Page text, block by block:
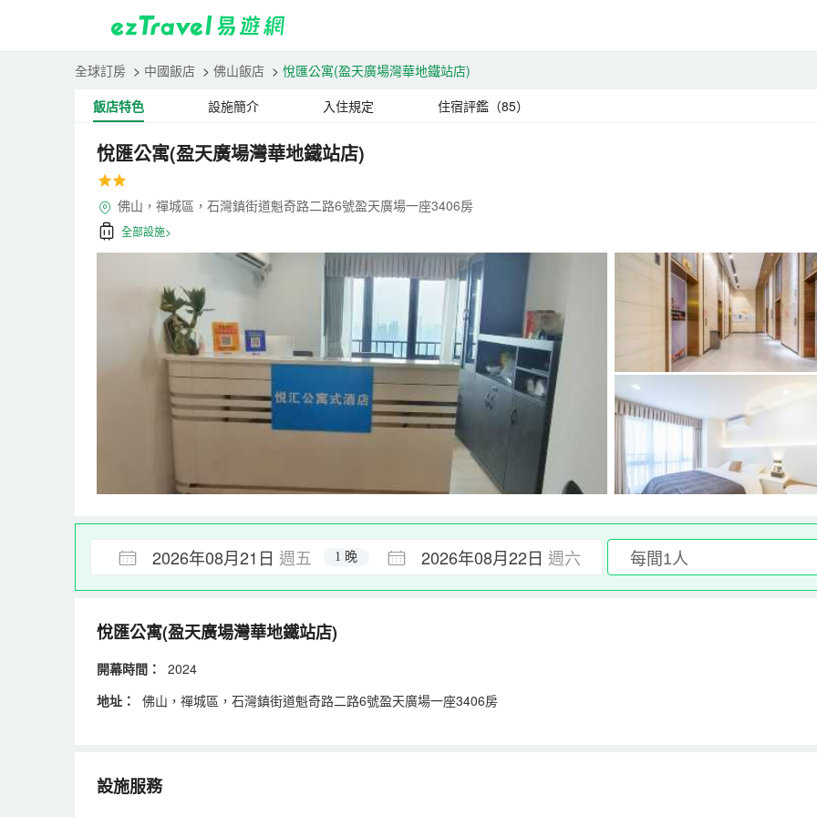
全球訂房 > 中國飯店 > 佛山飯店 > 悅匯公寓(盈天廣場灣華地鐵站店)
飯店特色
設施簡介 入住規定 住宿評鑑（85）
悅匯公寓(盈天廣場灣華地鐵站店)
佛山，禪城區，石灣鎮街道魁奇路二路6號盈天廣場一座3406房
全部設施>
2026年08月21日 週五 2026年08月22日 週六
1 晚
悅匯公寓(盈天廣場灣華地鐵站店)
開幕時間：
2024
地址：
佛山，禪城區，石灣鎮街道魁奇路二路6號盈天廣場一座3406房
設施服務